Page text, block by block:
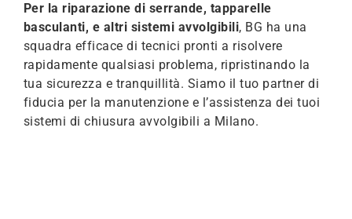
Per la riparazione di serrande, tapparelle
basculanti, e altri sistemi avvolgibili, BG ha una
squadra efficace di tecnici pronti a risolvere
rapidamente qualsiasi problema, ripristinando la
tua sicurezza e tranquillità. Siamo il tuo partner di
fiducia per la manutenzione e l’assistenza dei tuoi
sistemi di chiusura avvolgibili a Milano.